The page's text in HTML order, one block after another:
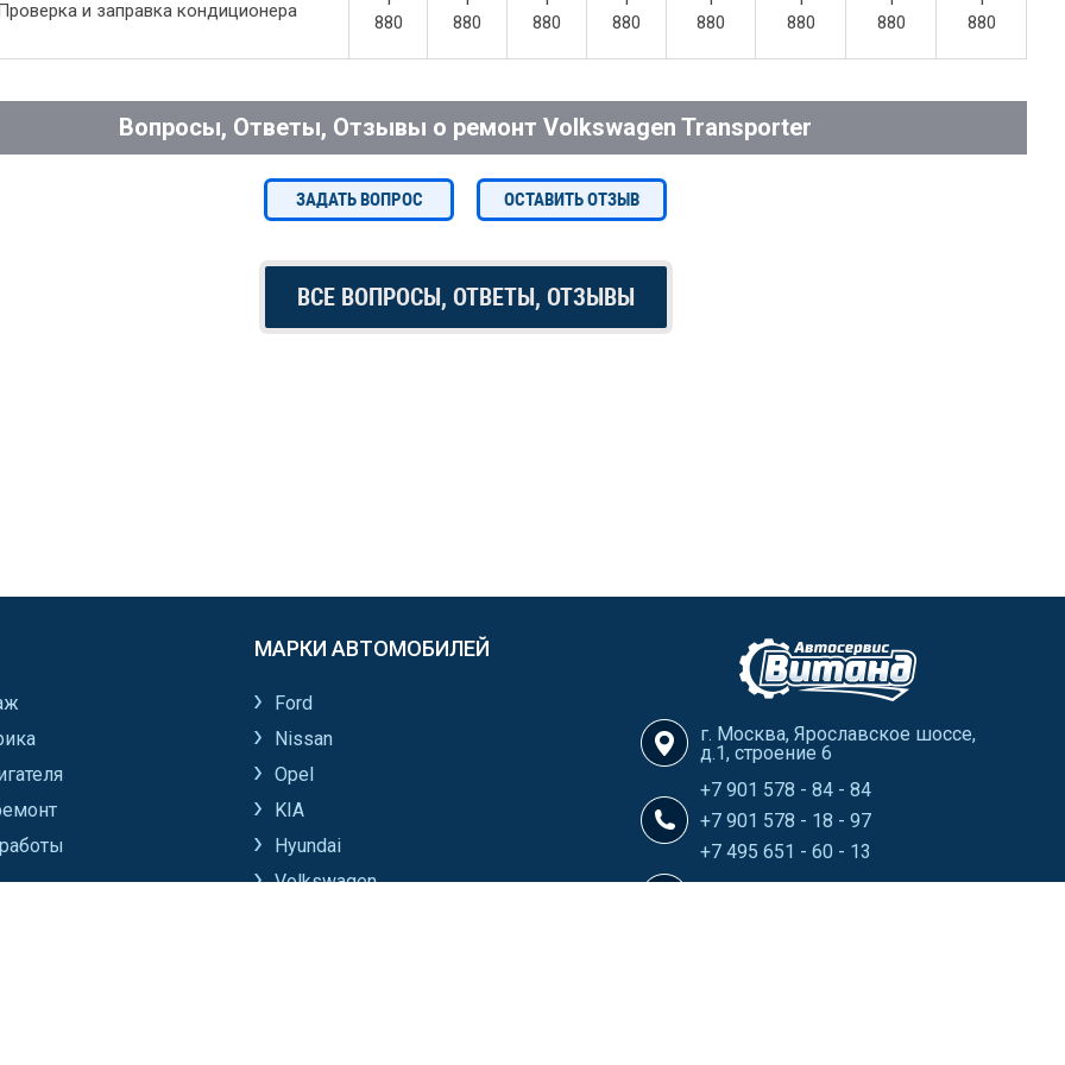
и заправка кондиционера
880
880
880
880
880
880
880
880
Вопросы, Ответы, Отзывы о ремонт Volkswagen Transporter
ЗАДАТЬ ВОПРОС ОСТАВИТЬ ОТЗЫВ
ВСЕ ВОПРОСЫ, ОТВЕТЫ, ОТЗЫВЫ
МАРКИ АВТОМОБИЛЕЙ
Ford
Nissan
Opel
KIA
Hyundai
Volkswagen
г. Москва, Ярославское шоссе,
д.1, строение 6
+7 901 578 - 84 - 84
+7 901 578 - 18 - 97
+7 495 651 - 60 - 13